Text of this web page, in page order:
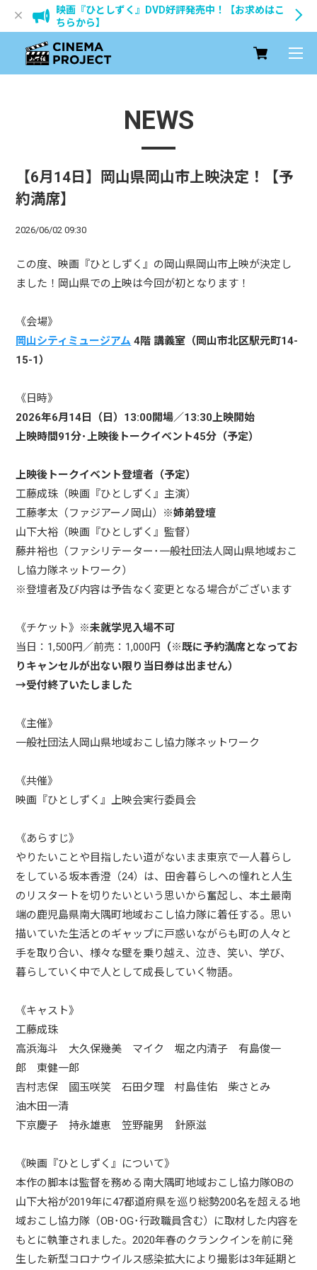
映画『ひとしずく』DVD好評発売中！【お求めはこ
ちらから】
NEWS
【6月14日】岡山県岡山市上映決定！【予
約満席】
2026/06/02 09:30
この度、映画『ひとしずく』の岡山県岡山市上映が決定し
ました！岡山県での上映は今回が初となります！
《会場》
岡山シティミュージアム 4階 講義室（岡山市北区駅元町14-
15-1）
《日時》
2026年6月14日（日） 13:00開場／13:30上映開始
上映時間91分･上映後トークイベント45分（予定）
上映後トークイベント登壇者（予定）
工藤成珠（映画『ひとしずく』主演）
工藤孝太（ファジアーノ岡山） ※姉弟登壇
山下大裕（映画『ひとしずく』監督）
藤井裕也（ファシリテーター･一般社団法人岡山県地域おこ
し協力隊ネットワーク）
※登壇者及び内容は予告なく変更となる場合がございます
《チケット》 ※未就学児入場不可
当日：1,500円／前売：1,000円 （※既に予約満席となってお
りキャンセルが出ない限り当日券は出ません）
→受付終了いたしました
《主催》
一般社団法人岡山県地域おこし協力隊ネットワーク
《共催》
映画『ひとしずく』上映会実行委員会
《あらすじ》
やりたいことや目指したい道がないまま東京で一人暮らし
をしている坂本香澄（24）は、田舎暮らしへの憧れと人生
のリスタートを切りたいという思いから奮起し、本土最南
端の鹿児島県南大隅町地域おこし協力隊に着任する。思い
描いていた生活とのギャップに戸惑いながらも町の人々と
手を取り合い、様々な壁を乗り越え、泣き、笑い、学び、
暮らしていく中で人として成長していく物語。
《キャスト》
工藤成珠
高浜海斗 大久保幾美 マイク 堀之内清子 有島俊一
郎 東健一郎
吉村志保 國玉咲笑 石田夕理 村島佳佑 柴さとみ
油木田一清
下京慶子 持永雄恵 笠野龍男 針原滋
《映画『ひとしずく』について》
本作の脚本は監督を務める南大隅町地域おこし協力隊OBの
山下大裕が2019年に47都道府県を巡り総勢200名を超える地
域おこし協力隊（OB･OG･行政職員含む）に取材した内容を
もとに執筆されました。2020年春のクランクインを前に発
生した新型コロナウイルス感染拡大により撮影は3年延期と